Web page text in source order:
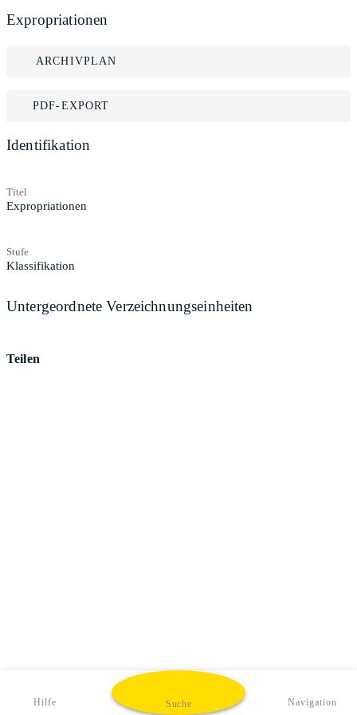
Expropriationen
ARCHIVPLAN
PDF-EXPORT
Identifikation
Titel
Expropriationen
Stufe
Klassifikation
Untergeordnete Verzeichnungseinheiten
Teilen
Hilfe Suche Navigation